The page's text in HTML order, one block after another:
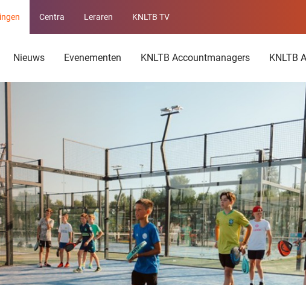
Centra Leraren KNLTB TV
Nieuws Evenementen KNLTB Accountmanagers KNLTB